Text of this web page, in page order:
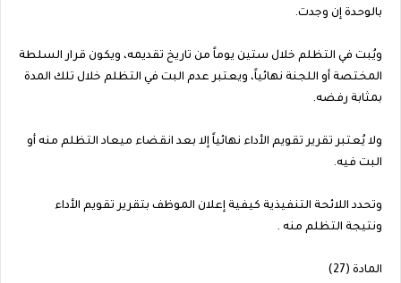
بالوحدة إن وجدت.
ويُبت في التظلم خلال ستين يوماً من تاريخ تقديمه، ويكون قرار السلطة
المختصة أو اللجنة نهائياً، ويعتبر عدم البت في التظلم خلال تلك المدة
بمثابة رفضه.
ولا يُعتبر تقرير تقويم الأداء نهائياً إلا بعد انقضاء ميعاد التظلم منه أو
البت فيه.
وتحدد اللائحة التنفيذية كيفية إعلان الموظف بتقرير تقويم الأداء
ونتيجة التظلم منه .
المادة (27)